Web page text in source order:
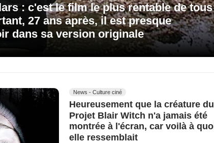
: c'est le film le plus rentable de tous
27 ans après, il est presque
dans sa version originale
News - Culture ciné
Heureusement que la créature du
Projet Blair Witch n'a jamais été
montrée à l'écran, car voilà à
elle ressemblait